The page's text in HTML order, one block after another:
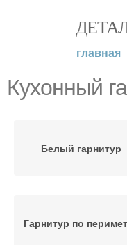
главная
Кухонный
Белый гарнитур
Гарнитур по